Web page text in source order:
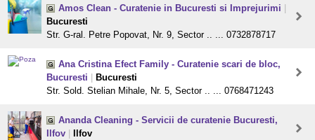
Amos Clean - Curatenie in Bucuresti si Imprejurimi
Bucuresti
Str. G-ral. Petre Popovat, Nr. 9, Sector .. ... 0732878717
Ana Cristina Efect Family - Curatenie scari de bloc,
Bucuresti
Bucuresti
Str. Sold. Stelian Mihale, Nr. 5, Sector .. ... 0768471243
Ananda Cleaning - Servicii de curatenie Bucuresti,
Ilfov
Ilfov